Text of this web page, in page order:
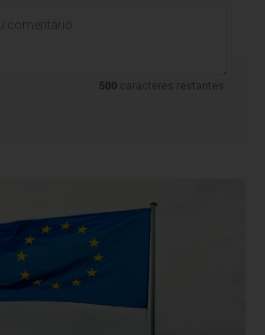
500 caracteres restantes.